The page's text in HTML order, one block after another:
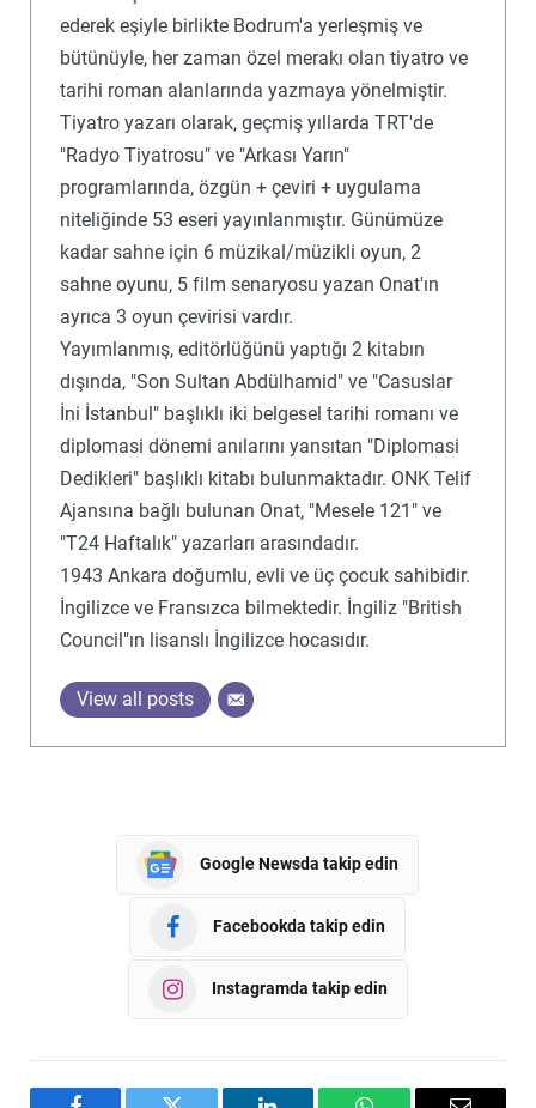
ederek eşiyle birlikte Bodrum'a yerleşmiş ve
bütünüyle, her zaman özel merakı olan tiyatro ve
tarihi roman alanlarında yazmaya yönelmiştir.
Tiyatro yazarı olarak, geçmiş yıllarda TRT'de
"Radyo Tiyatrosu" ve "Arkası Yarın"
programlarında, özgün + çeviri + uygulama
niteliğinde 53 eseri yayınlanmıştır. Günümüze
kadar sahne için 6 müzikal/müzikli oyun, 2
sahne oyunu, 5 film senaryosu yazan Onat'ın
ayrıca 3 oyun çevirisi vardır.
Yayımlanmış, editörlüğünü yaptığı 2 kitabın
dışında, "Son Sultan Abdülhamid" ve "Casuslar
İni İstanbul" başlıklı iki belgesel tarihi romanı ve
diplomasi dönemi anılarını yansıtan "Diplomasi
Dedikleri" başlıklı kitabı bulunmaktadır. ONK Telif
Ajansına bağlı bulunan Onat, "Mesele 121" ve
"T24 Haftalık" yazarları arasındadır.
1943 Ankara doğumlu, evli ve üç çocuk sahibidir.
İngilizce ve Fransızca bilmektedir. İngiliz "British
Council"ın lisanslı İngilizce hocasıdır.
View all posts
Google Newsda takip edin
Facebookda takip edin
Instagramda takip edin